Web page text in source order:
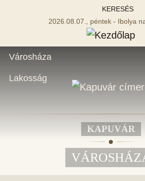
KERESÉS
2026.08.07., péntek - Ibolya
Városháza
Lakosság
KAPUVÁR